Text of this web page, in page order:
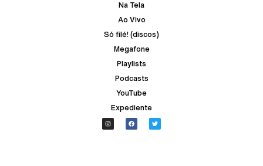
Na Tela
Ao Vivo
Só filé! (discos)
Megafone
Playlists
Podcasts
YouTube
Expediente